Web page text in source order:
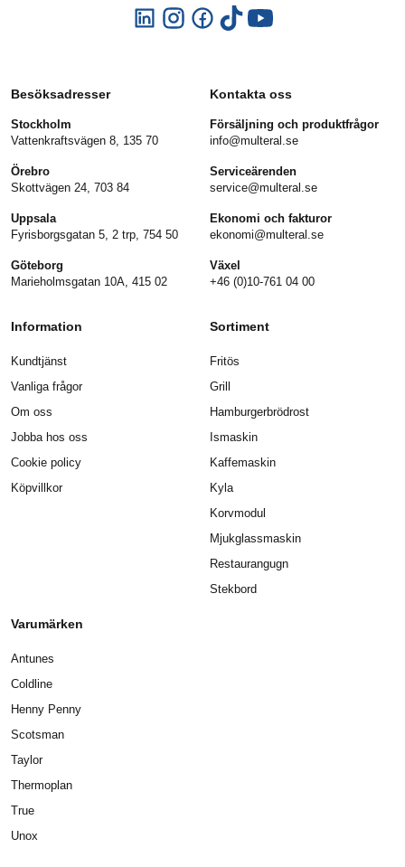
Besöksadresser
Stockholm
Vattenkraftsvägen 8, 135 70
Örebro
Skottvägen 24, 703 84
Uppsala
Fyrisborgsgatan 5, 2 trp, 754 50
Göteborg
Marieholmsgatan 10A, 415 02
Kontakta oss
Försäljning och produktfrågor
info@multeral.se
Serviceärenden
service@multeral.se
Ekonomi och fakturor
ekonomi@multeral.se
Växel
+46 (0)10-761 04 00
Information
Kundtjänst
Vanliga frågor
Om oss
Jobba hos oss
Cookie policy
Köpvillkor
Sortiment
Fritös
Grill
Hamburgerbrödrost
Ismaskin
Kaffemaskin
Kyla
Korvmodul
Mjukglassmaskin
Restaurangugn
Stekbord
Varumärken
Antunes
Coldline
Henny Penny
Scotsman
Taylor
Thermoplan
True
Unox